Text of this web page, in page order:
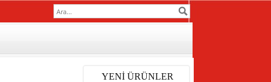
YENİ ÜRÜNLER